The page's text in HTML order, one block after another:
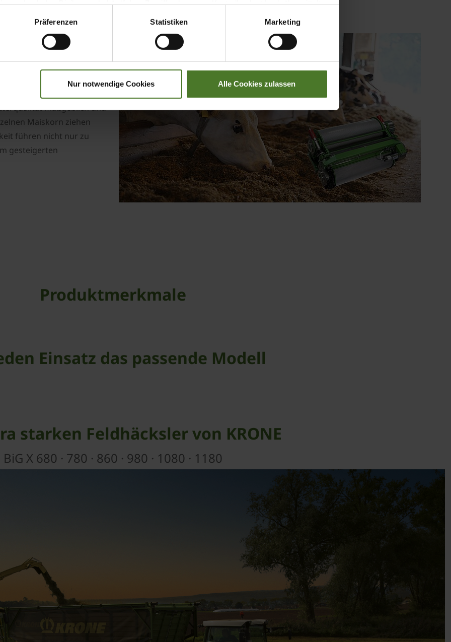
wodurch das Risiko von behördlichen Zugriffen bzw. von Kontrollverlust bzgl. übermittelter
Präferenzen Statistiken Marketing
Nur notwendige Cookies Alle Cookies zulassen
X zum ultimativen
maßgeblich und
Maiskorn ziehen
führen nicht nur zu
gesteigerten
Produktmerkmale
Einsatz das passende Modell
starken Feldhäcksler von KRONE
BiG X 680 · 780 · 860 · 980 · 1080 · 1180